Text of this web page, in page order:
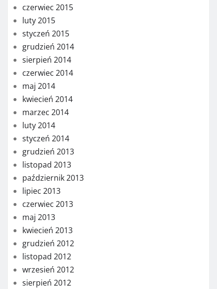
czerwiec 2015
luty 2015
styczeń 2015
grudzień 2014
sierpień 2014
czerwiec 2014
maj 2014
kwiecień 2014
marzec 2014
luty 2014
styczeń 2014
grudzień 2013
listopad 2013
październik 2013
lipiec 2013
czerwiec 2013
maj 2013
kwiecień 2013
grudzień 2012
listopad 2012
wrzesień 2012
sierpień 2012